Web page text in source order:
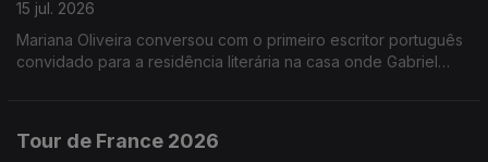
15 jul. 2026
Mariana Oliveira conversou com o primeiro escritor português
convidado para a residência literária na casa onde Gabriel
Tour de France 2026